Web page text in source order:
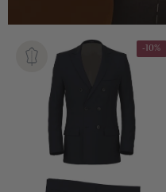
R
-10%